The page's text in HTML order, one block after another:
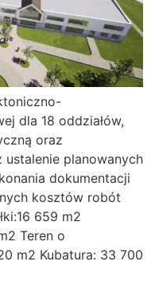
dla 18 oddziałów,
oraz
planowanych
dokumentacji
kosztów robót
659 m2
Teren o
m2 Kubatura: 33 700